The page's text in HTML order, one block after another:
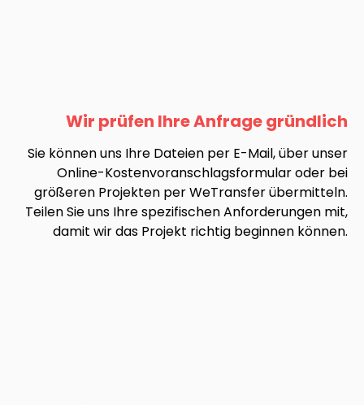
Wir prüfen Ihre Anfrage gründlich
Sie können uns Ihre Dateien per E-Mail, über unser
Online-Kostenvoranschlagsformular oder bei
größeren Projekten per WeTransfer übermitteln.
Teilen Sie uns Ihre spezifischen Anforderungen mit,
damit wir das Projekt richtig beginnen können.